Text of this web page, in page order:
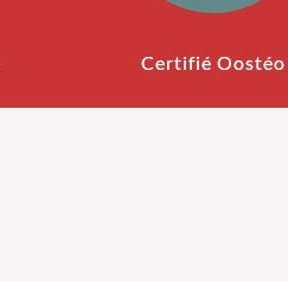
Certifié Oostéo